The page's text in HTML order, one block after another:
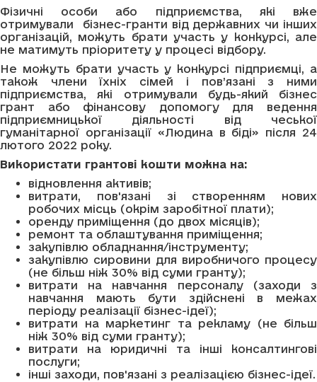
Фізичні особи або підприємства, які вже
отримували бізнес-гранти від державних чи інших
організацій, можуть брати участь у конкурсі, але
не матимуть пріоритету у процесі відбору.
Не можуть брати участь у конкурсі підприємці, а
також члени їхніх сімей і пов’язані з ними
підприємства, які отримували будь-який бізнес
грант або фінансову допомогу для ведення
підприємницької діяльності від чеської
гуманітарної організації «Людина в біді» після 24
лютого 2022 року.
Використати грантові кошти можна на:
відновлення активів;
витрати, пов'язані зі створенням нових
робочих місць (окрім заробітної плати);
оренду приміщення (до двох місяців);
ремонт та облаштування приміщення;
закупівлю обладнання/інструменту;
закупівлю сировини для виробничого процесу
(не більш ніж 30% від суми гранту);
витрати на навчання персоналу (заходи з
навчання мають бути здійснені в межах
періоду реалізації бізнес-ідеї);
витрати на маркетинг та рекламу (не більш
ніж 30% від суми гранту);
витрати на юридичні та інші консалтингові
послуги;
інші заходи, пов'язані з реалізацією бізнес-ідеї.